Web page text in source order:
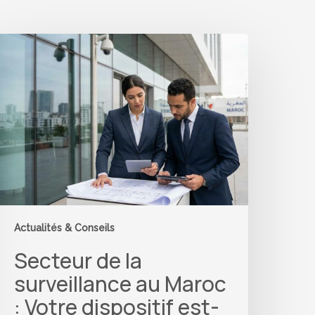
Actualités & Conseils
surveillance
au
pour
nouvelle
donne
réglementaire
Secteur de la
surveillance au Maroc
: Votre dispositif est-